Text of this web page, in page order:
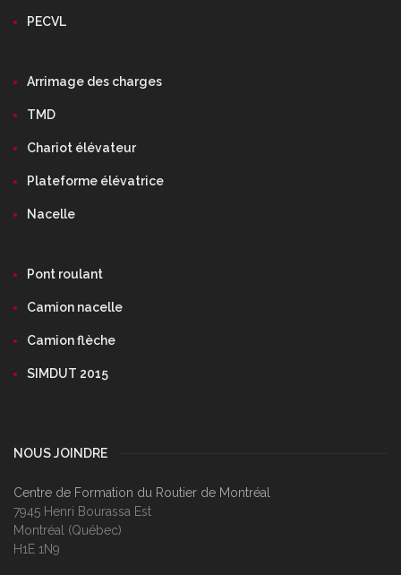
PECVL
Arrimage des charges
TMD
Chariot élévateur
Plateforme élévatrice
Nacelle
Pont roulant
Camion nacelle
Camion flèche
SIMDUT 2015
NOUS JOINDRE
Centre de Formation du Routier de Montréal
7945 Henri Bourassa Est
Montréal (Québec)
H1E 1N9